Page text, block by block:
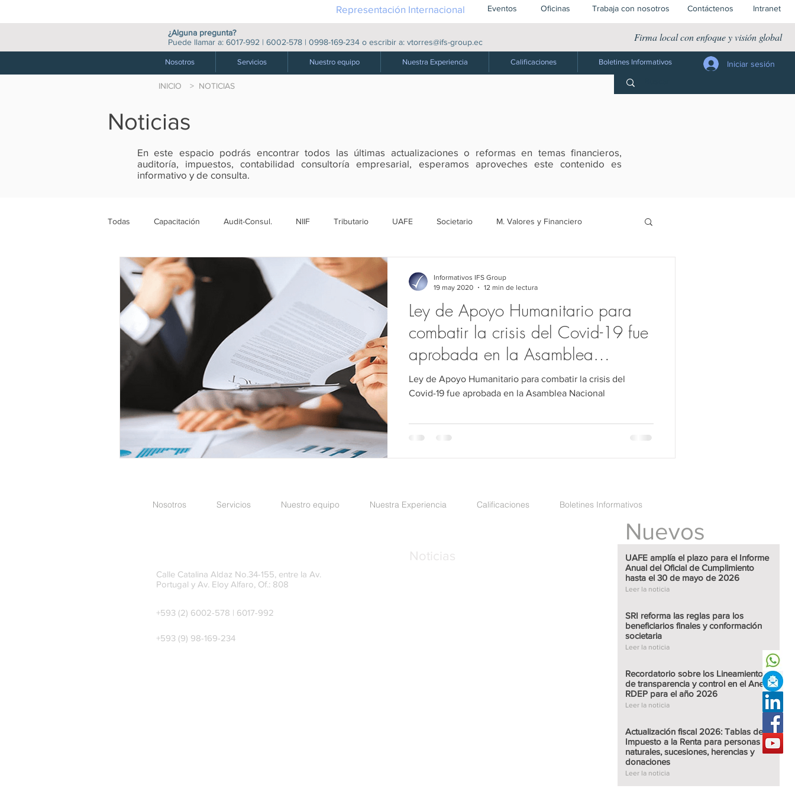
Nosotros Servicios Nuestro equipo Nuestra Experiencia Calificaciones Boletines Informativos
¿Alguna pregunta?
Puede llamar a: 6017-992 | 6002-578 | 0998-169-234 o escribir a: vtorres@ifs-group.ec
Iniciar sesión
Eventos
Representación Internacional Oficinas Trabaja con nosotros Contáctenos Intranet
Firma local con enfoque y visión global
INICIO > NOTICIAS
Noticias
En este espacio podrás encontrar todos las últimas actualizaciones o reformas en temas financieros,
auditoría, impuestos, contabilidad consultoría empresarial, esperamos aproveches este contenido es
informativo y de consulta.
Todas Capacitación Audit-Consul. NIIF Tributario UAFE Societario M. Valores y Financiero
Laboral - S. Social Producción Comercio exterior
Energía Eléctrica Energética Sociedades Precios de Transferencia
Ley de Apoyo Humanitario para
combatir la crisis del Covid-19 fue
aprobada en la Asamblea
Nacional
Ley de Apoyo Humanitario para combatir la crisis del
Covid-19 fue aprobada en la Asamblea Nacional
Informativos IFS Group
19 may 2020
12 min de lectura
Nuevos
UAFE amplía el plazo para el Informe
Anual del Oficial de Cumplimiento
hasta el 30 de mayo de 2026
Leer la noticia
SRI reforma las reglas para los
beneficiarios finales y conformación
societaria
Leer la noticia
Recordatorio sobre los Lineamientos
de transparencia y control en el Anexo
RDEP para el año 2026
Leer la noticia
Actualización fiscal 2026: Tablas del
Impuesto a la Renta para personas
naturales, sucesiones, herencias y
donaciones
Leer la noticia
Nosotros Servicios Nuestro equipo Nuestra Experiencia Calificaciones Boletines Informativos
Noticias
Calle Catalina Aldaz No.34-155, entre la Av.
Portugal y Av. Eloy Alfaro, Of.: 808
+593 (2) 6002-578 | 6017-992
+593 (9) 98-169-234
Leer
Leer